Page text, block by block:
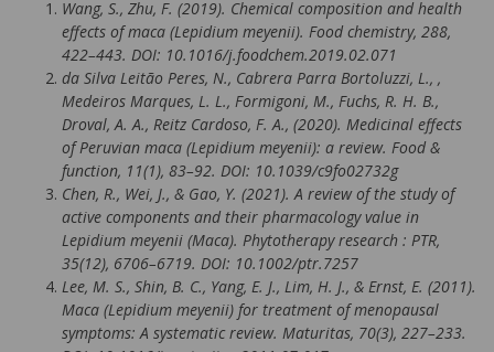
Wang, S., Zhu, F. (2019). Chemical composition and health
effects of maca (Lepidium meyenii). Food chemistry, 288,
422–443. DOI: 10.1016/j.foodchem.2019.02.071
da Silva Leitão Peres, N., Cabrera Parra Bortoluzzi, L., ,
Medeiros Marques, L. L., Formigoni, M., Fuchs, R. H. B.,
Droval, A. A., Reitz Cardoso, F. A., (2020). Medicinal effects
of Peruvian maca (Lepidium meyenii): a review. Food &
function, 11(1), 83–92. DOI: 10.1039/c9fo02732g
Chen, R., Wei, J., & Gao, Y. (2021). A review of the study of
active components and their pharmacology value in
Lepidium meyenii (Maca). Phytotherapy research : PTR,
35(12), 6706–6719. DOI: 10.1002/ptr.7257
Lee, M. S., Shin, B. C., Yang, E. J., Lim, H. J., & Ernst, E. (2011).
Maca (Lepidium meyenii) for treatment of menopausal
symptoms: A systematic review. Maturitas, 70(3), 227–233.